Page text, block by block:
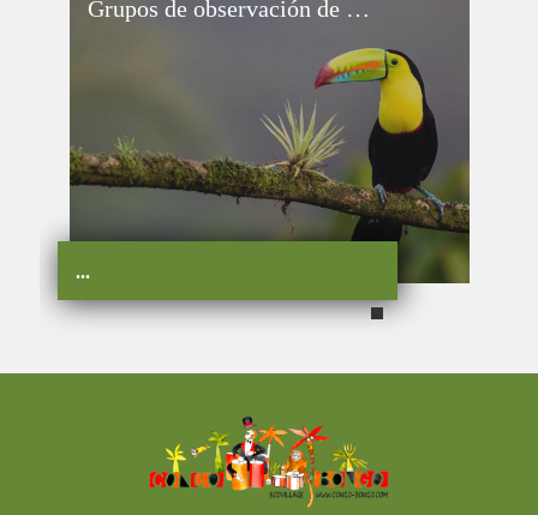
Grupos de observación de aves
...